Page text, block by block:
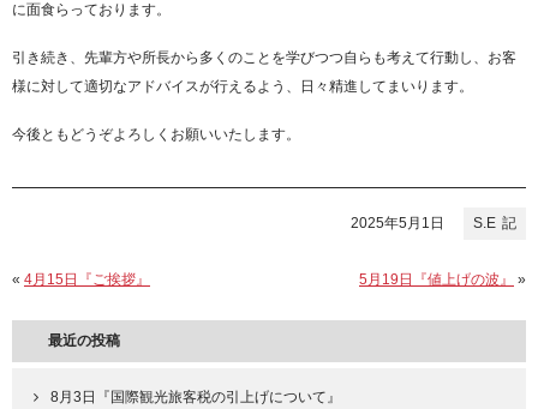
に面食らっております。
引き続き、先輩方や所長から多くのことを学びつつ自らも考えて行動し、お客
様に対して適切なアドバイスが行えるよう、日々精進してまいります。
今後ともどうぞよろしくお願いいたします。
S.E
2025年5月1日
« 4月15日『ご挨拶』 5月19日『値上げの波』 »
最近の投稿
8月3日『国際観光旅客税の引上げについて』